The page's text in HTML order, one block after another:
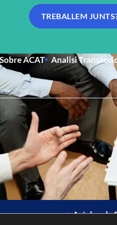
TREBALLEM
Sobre ACAT Analisi
Avís legal